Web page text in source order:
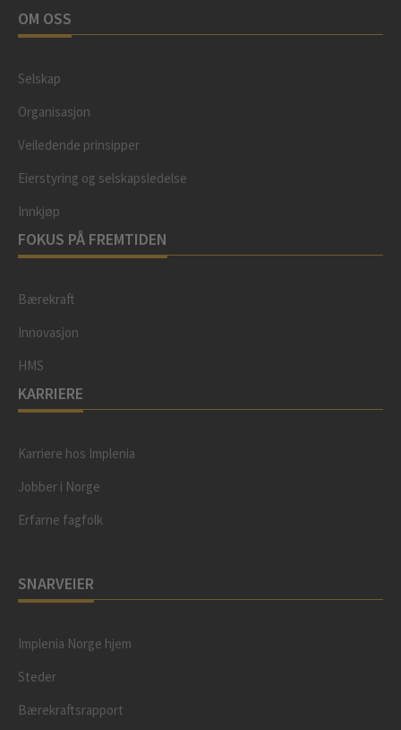
OM OSS
Selskap
Organisasjon
Veiledende prinsipper
Eierstyring og selskapsledelse
Innkjøp
FOKUS PÅ FREMTIDEN
Bærekraft
Innovasjon
HMS
KARRIERE
Karriere hos Implenia
Jobber i Norge
Erfarne fagfolk
SNARVEIER
Implenia Norge hjem
Steder
Bærekraftsrapport